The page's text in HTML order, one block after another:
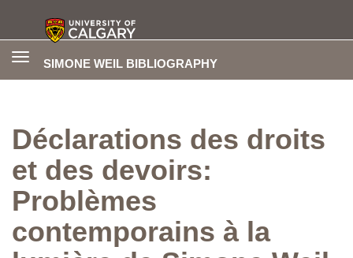
SIMONE WEIL BIBLIOGRAPHY
Toggle
Déclarations des droits
et des devoirs:
Problèmes
contemporains à la